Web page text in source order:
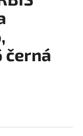
černá